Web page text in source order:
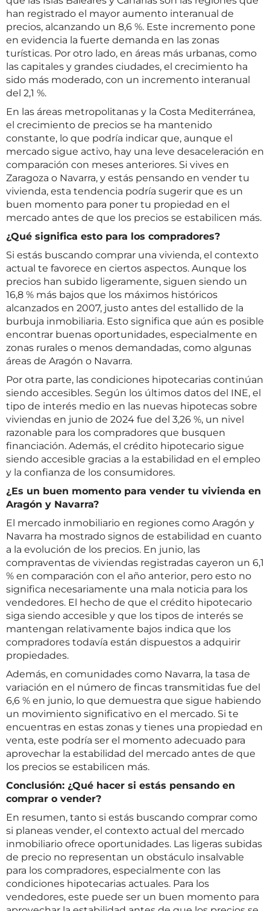
han registrado el mayor aumento interanual de
precios, alcanzando un 8,6 %. Este incremento pone
en evidencia la fuerte demanda en las zonas
turísticas. Por otro lado, en áreas más urbanas, como
las capitales y grandes ciudades, el crecimiento ha
sido más moderado, con un incremento interanual
del 2,1 %.
En las áreas metropolitanas y la Costa Mediterránea,
el crecimiento de precios se ha mantenido
constante, lo que podría indicar que, aunque el
mercado sigue activo, hay una leve desaceleración en
comparación con meses anteriores. Si vives en
Zaragoza o Navarra, y estás pensando en vender tu
vivienda, esta tendencia podría sugerir que es un
buen momento para poner tu propiedad en el
mercado antes de que los precios se estabilicen más.
¿Qué significa esto para los compradores?
Si estás buscando comprar una vivienda, el contexto
actual te favorece en ciertos aspectos. Aunque los
precios han subido ligeramente, siguen siendo un
16,8 % más bajos que los máximos históricos
alcanzados en 2007, justo antes del estallido de la
burbuja inmobiliaria. Esto significa que aún es posible
encontrar buenas oportunidades, especialmente en
zonas rurales o menos demandadas, como algunas
áreas de Aragón o Navarra.
Por otra parte, las condiciones hipotecarias continúan
siendo accesibles. Según los últimos datos del INE, el
tipo de interés medio en las nuevas hipotecas sobre
viviendas en junio de 2024 fue del 3,26 %, un nivel
razonable para los compradores que busquen
financiación. Además, el crédito hipotecario sigue
siendo accesible gracias a la estabilidad en el empleo
y la confianza de los consumidores.
¿Es un buen momento para vender tu vivienda en
Aragón y Navarra?
El mercado inmobiliario en regiones como Aragón y
Navarra ha mostrado signos de estabilidad en cuanto
a la evolución de los precios. En junio, las
compraventas de viviendas registradas cayeron un 6,1
% en comparación con el año anterior, pero esto no
significa necesariamente una mala noticia para los
vendedores. El hecho de que el crédito hipotecario
siga siendo accesible y que los tipos de interés se
mantengan relativamente bajos indica que los
compradores todavía están dispuestos a adquirir
propiedades.
Además, en comunidades como Navarra, la tasa de
variación en el número de fincas transmitidas fue del
6,6 % en junio, lo que demuestra que sigue habiendo
un movimiento significativo en el mercado. Si te
encuentras en estas zonas y tienes una propiedad en
venta, este podría ser el momento adecuado para
aprovechar la estabilidad del mercado antes de que
los precios se estabilicen más.
Conclusión: ¿Qué hacer si estás pensando en
comprar o vender?
En resumen, tanto si estás buscando comprar como
si planeas vender, el contexto actual del mercado
inmobiliario ofrece oportunidades. Las ligeras subidas
de precio no representan un obstáculo insalvable
para los compradores, especialmente con las
condiciones hipotecarias actuales. Para los
vendedores, este puede ser un buen momento para